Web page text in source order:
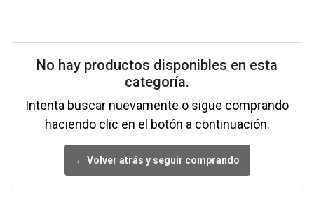
No hay productos disponibles en esta
categoría.
Intenta buscar nuevamente o sigue comprando
haciendo clic en el botón a continuación.
← Volver atrás y seguir comprando